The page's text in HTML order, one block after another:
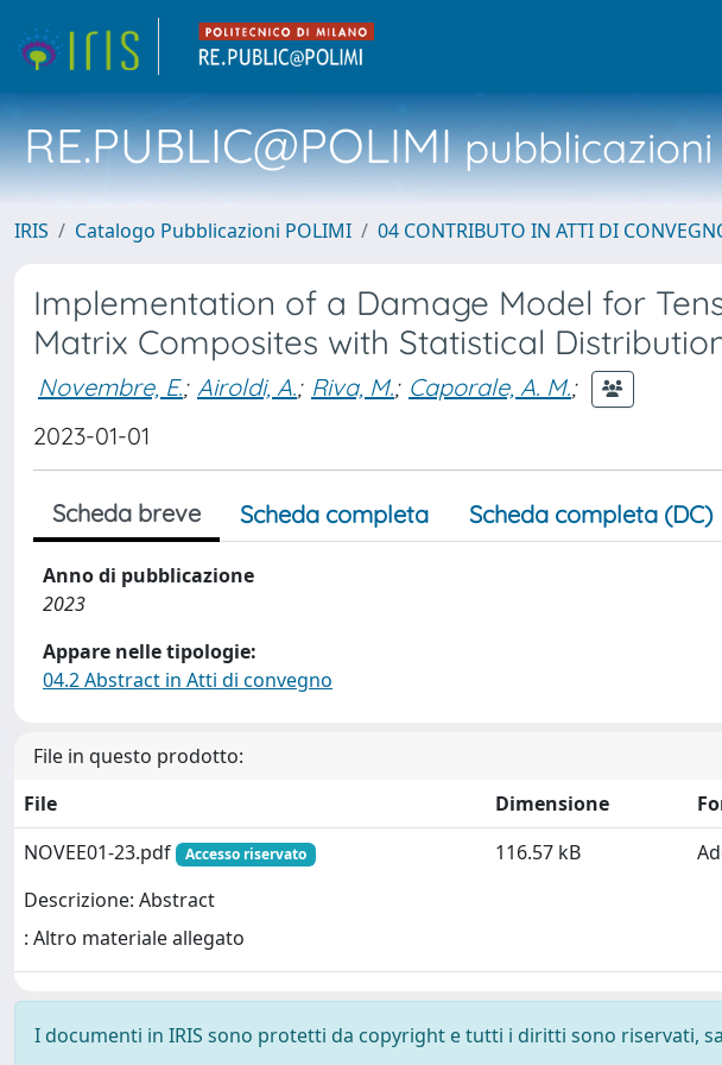
RE.PUBLIC@POLIMIpubblicazioni
IRIS Catalogo Pubblicazioni POLIMI 04 CONTRIBUTO IN ATTI DI
Implementation of a Damage Model for
Matrix Composites with Statistical
Novembre, E.; Airoldi, A.; Riva, M.; Caporale, A. M.;
2023-01-01
Scheda breve Scheda completa Scheda completa (DC)
Anno di pubblicazione
2023
Appare nelle tipologie:
04.2 Abstract in Atti di convegno
File in questo prodotto:
File
Dimensione
NOVEE01-23.pdf
Accesso riservato
Descrizione: Abstract
: Altro materiale allegato
116.57 kB
I documenti in IRIS sono protetti da copyright e tutti i diritti sono riservati,